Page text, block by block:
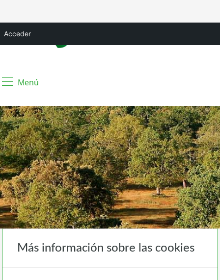
Acceder
Menú
Más información sobre las cookies